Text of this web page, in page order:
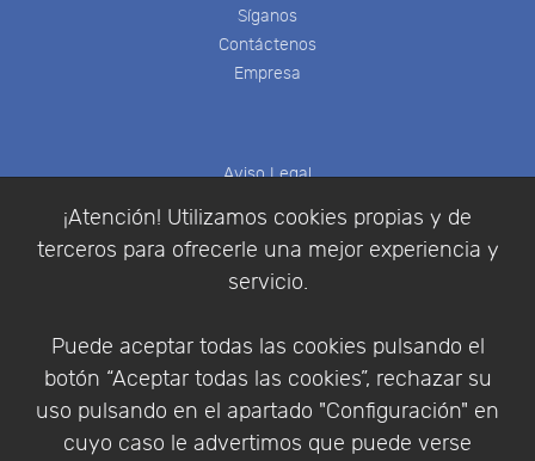
¡Atención! Utilizamos cookies propias y de
terceros para ofrecerle una mejor experiencia y
servicio.
Puede aceptar todas las cookies pulsando el
botón “Aceptar todas las cookies”, rechazar su
uso pulsando en el apartado "Configuración" en
cuyo caso le advertimos que puede verse
Síganos
Contáctenos
Empresa
Aviso Legal
Política de Privacidad
Condiciones de compra
Identificarse